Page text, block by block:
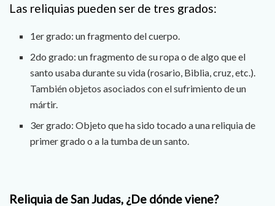
Las reliquias pueden ser de tres grados:
1er grado: un fragmento del cuerpo.
2do grado: un fragmento de su ropa o de algo que el
santo usaba durante su vida (rosario, Biblia, cruz, etc.).
También objetos asociados con el sufrimiento de un
mártir.
3er grado: Objeto que ha sido tocado a una reliquia de
primer grado o a la tumba de un santo.
Reliquia de San Judas, ¿De dónde viene?